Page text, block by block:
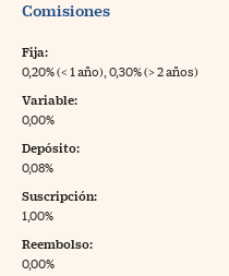
Comisiones
Fija:
0,20% (< 1 año), 0,30% (> 2 años)
Variable:
0,00%
Depósito:
0,08%
Suscripción:
1,00%
Reembolso:
0,00%